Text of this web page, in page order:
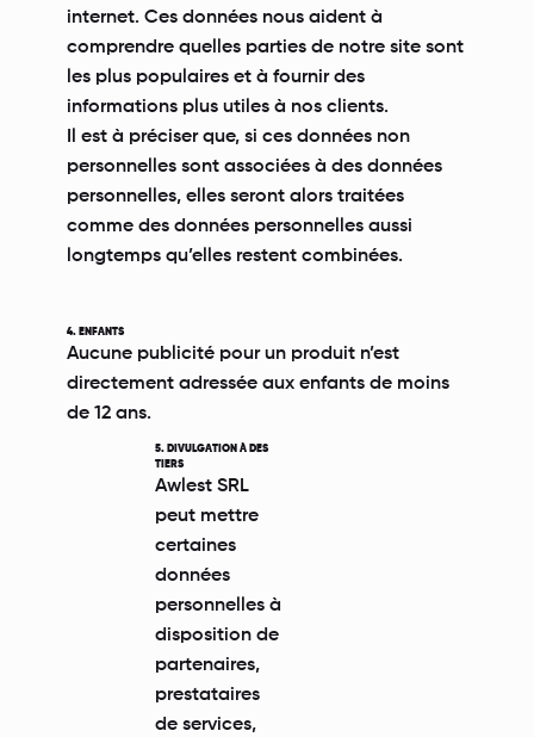
4. ENFANTS
Aucune publicité pour un produit n’est
directement adressée aux enfants de moins
de 12 ans.
internet. Ces données nous aident à
comprendre quelles parties de notre site sont
les plus populaires et à fournir des
informations plus utiles à nos clients.
Il est à préciser que, si ces données non
personnelles sont associées à des données
personnelles, elles seront alors traitées
comme des données personnelles aussi
longtemps qu’elles restent combinées.
5. DIVULGATION À DES
TIERS
Awlest SRL
peut mettre
certaines
données
personnelles à
disposition de
partenaires,
prestataires
de services,